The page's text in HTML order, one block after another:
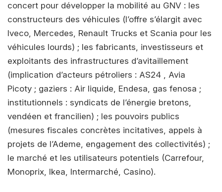
concert pour développer la mobilité au GNV : les
constructeurs des véhicules (l’offre s’élargit avec
Iveco, Mercedes, Renault Trucks et Scania pour les
véhicules lourds) ; les fabricants, investisseurs et
exploitants des infrastructures d’avitaillement
(implication d’acteurs pétroliers : AS24 , Avia
Picoty ; gaziers : Air liquide, Endesa, gas fenosa ;
institutionnels : syndicats de l’énergie bretons,
vendéen et francilien) ; les pouvoirs publics
(mesures fiscales concrètes incitatives, appels à
projets de l’Ademe, engagement des collectivités) ;
le marché et les utilisateurs potentiels (Carrefour,
Monoprix, Ikea, Intermarché, Casino).